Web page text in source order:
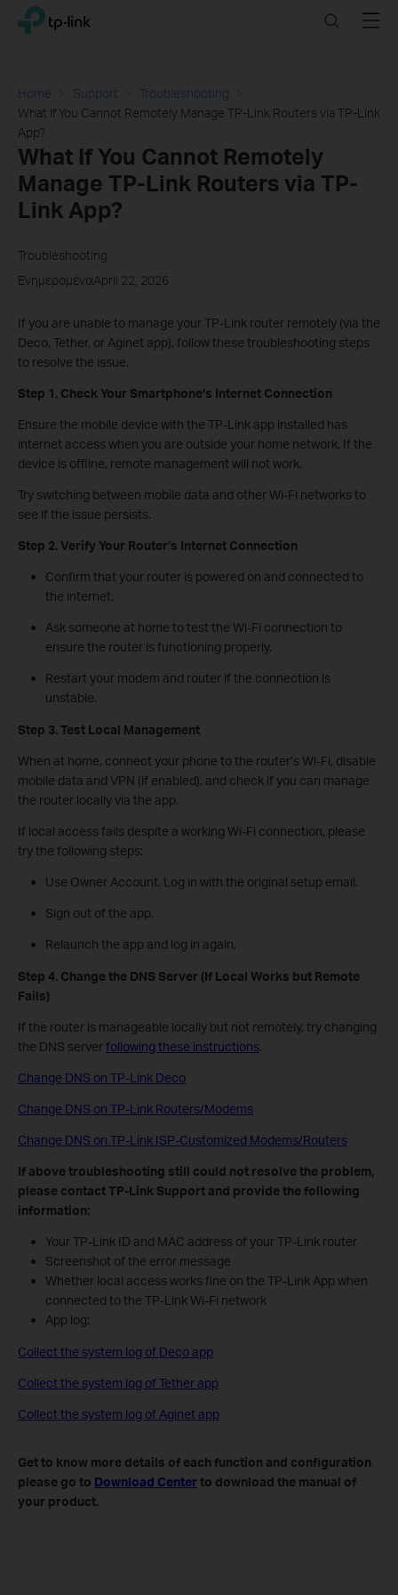
Click
navigation
bar
TP-Link, Reliably Smart SearchMenu
Home Support
Troubleshooting
What If You Cannot Remotely Manage TP-Link Routers via TP-Link
App?
What If You Cannot Remotely
Manage TP-Link Routers via TP-
Link App?
Troubleshooting
ΕνημερομέναApril 22, 2026
If you are unable to manage your TP-Link router remotely (via the
Deco, Tether, or Aginet app), follow these troubleshooting steps
to resolve the issue.
Step 1. Check Your Smartphone’s Internet Connection
Ensure the mobile device with the TP-Link app installed has
internet access when you are outside your home network. If the
device is offline, remote management will not work.
Try switching between mobile data and other Wi-Fi networks to
see if the issue persists.
Step 2. Verify Your Router’s Internet Connection
Confirm that your router is powered on and connected to
the internet.
Ask someone at home to test the Wi-Fi connection to
ensure the router is functioning properly.
Restart your modem and router if the connection is
unstable.
Step 3. Test Local Management
When at home, connect your phone to the router’s Wi-Fi, disable
mobile data and VPN (if enabled), and check if you can manage
the router locally via the app.
If local access fails despite a working Wi-Fi connection, please
try the following steps:
Use Owner Account. Log in with the original setup email.
Sign out of the app.
Relaunch the app and log in again.
Step 4. Change the DNS Server (If Local Works but Remote
Fails)
If the router is manageable locally but not remotely, try changing
the DNS serverfollowing these instructions.
Change DNS on TP-Link Deco
Change DNS on TP-Link Routers/Modems
Change DNS on TP-Link ISP-Customized Modems/Routers
If above troubleshooting still could not resolve the problem,
please contact TP-Link Support and provide the following
information:
Your TP-Link ID and MAC address of your TP-Link router
Screenshot of the error message
Whether local access works fine on the TP-Link App when
connected to the TP-Link Wi-Fi network
App log:
Collect the system log of Deco app
Collect the system log of Tether app
Collect the system log of Aginet app
Get to know more details of each function and configuration
please go to Download Center to download the manual of
your product.